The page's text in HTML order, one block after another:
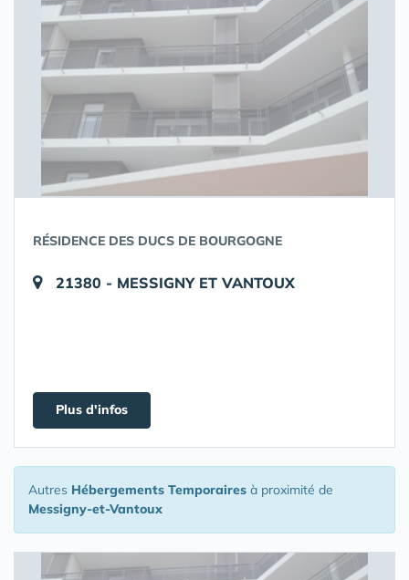
RÉSIDENCE DES DUCS DE BOURGOGNE
21380 - MESSIGNY ET VANTOUX
Plus d'infos
Autres Hébergements Temporaires à proximité de
Messigny-et-Vantoux